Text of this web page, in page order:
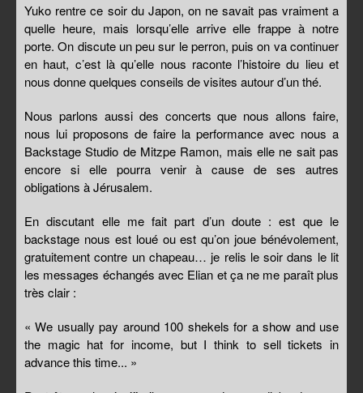
Yuko rentre ce soir du Japon, on ne savait pas vraiment a
quelle heure, mais lorsqu’elle arrive elle frappe à notre
porte. On discute un peu sur le perron, puis on va continuer
en haut, c’est là qu’elle nous raconte l’histoire du lieu et
nous donne quelques conseils de visites autour d’un thé.
Nous parlons aussi des concerts que nous allons faire,
nous lui proposons de faire la performance avec nous a
Backstage Studio de Mitzpe Ramon, mais elle ne sait pas
encore si elle pourra venir à cause de ses autres
obligations à Jérusalem.
En discutant elle me fait part d’un doute : est que le
backstage nous est loué ou est qu’on joue bénévolement,
gratuitement contre un chapeau… je relis le soir dans le lit
les messages échangés avec Elian et ça ne me paraît plus
très clair :
« We usually pay around 100 shekels for a show and use
the magic hat for income, but I think to sell tickets in
advance this time... »